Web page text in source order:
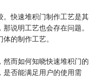
。快速堆积门制作工艺是其
说明工艺也会存在问题。
的制作工艺。
而如何知晓快速堆积门的
是否能满足用户的使用需